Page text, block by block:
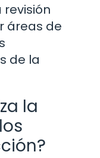
revisión
áreas de
de la
la